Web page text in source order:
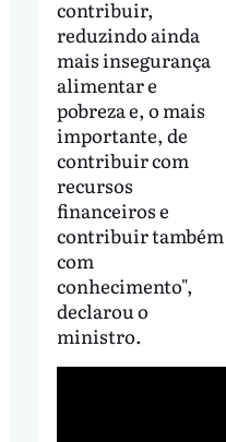
contribuir,
reduzindo ainda
mais insegurança
alimentar e
pobreza e, o mais
importante, de
contribuir com
recursos
financeiros e
contribuir também
com
conhecimento",
declarou o
ministro.